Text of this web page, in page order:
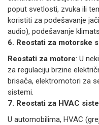
poput svetlosti, zvuka ili
koristiti za podešavanje
audio), podešavanje
6. Reostati za motorske
Reostati za motore: U
za regulaciju brzine
brisača, elektromotori za
sistemi.
7. Reostati za HVAC
U automobilima, HVAC